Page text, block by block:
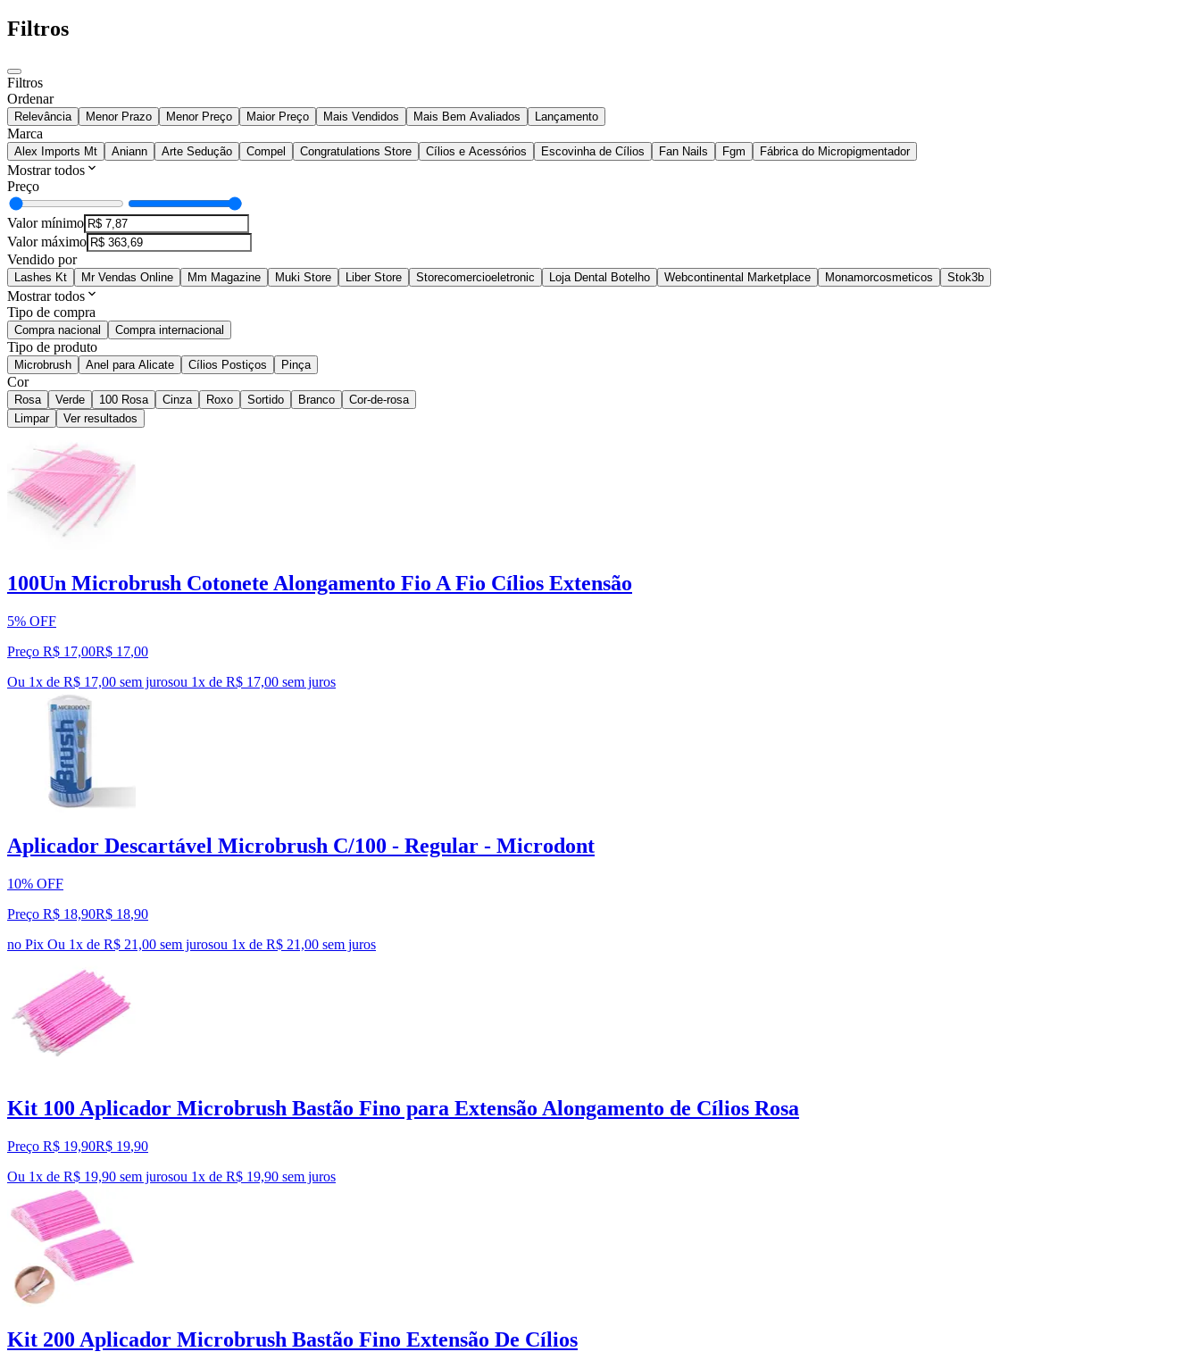
Filtros
Filtros
Ordenar
Relevância Menor Prazo Menor Preço Maior Preço Mais Vendidos Mais Bem Avaliados Lançamento
Marca
Alex Imports Mt Aniann Arte Sedução Compel Congratulations Store Cílios e Acessórios Escovinha de Cílios Fan Nails Fgm Fábrica do Micropigmentador
Mostrar todos
Preço
Valor mínimo
Valor máximo
Vendido por
Lashes Kt Mr Vendas Online Mm Magazine Muki Store Liber Store Storecomercioeletronic Loja Dental Botelho Webcontinental Marketplace Monamorcosmeticos Stok3b
Mostrar todos
Tipo de compra
Compra nacional Compra internacional
Tipo de produto
Microbrush Anel para Alicate Cílios Postiços Pinça
Cor
Rosa Verde 100 Rosa Cinza Roxo Sortido Branco
Cor-de-rosa
Limpar
Ver resultados
100Un Microbrush Cotonete Alongamento Fio A Fio Cílios Extensão
5% OFF
Preço R$ 17,00R$ 17,00
Ou 1x de R$ 17,00 sem jurosou 1x de R$ 17,00 sem juros
Aplicador Descartável Microbrush C/100 - Regular - Microdont
10% OFF
Preço R$ 18,90R$ 18,90
no Pix Ou 1x de R$ 21,00 sem jurosou 1x de R$ 21,00 sem juros
Kit 100 Aplicador Microbrush Bastão Fino para Extensão Alongamento de Cílios Rosa
Preço R$ 19,90R$ 19,90
Ou 1x de R$ 19,90 sem jurosou 1x de R$ 19,90 sem juros
Kit 200 Aplicador Microbrush Bastão Fino Extensão De Cílios